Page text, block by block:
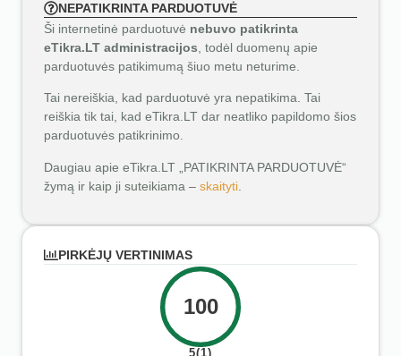
NEPATIKRINTA PARDUOTUVĖ
Ši internetinė parduotuvė nebuvo patikrinta
eTikra.LT administracijos , todėl duomenų apie
parduotuvės patikimumą šiuo metu neturime.
Tai nereiškia, kad parduotuvė yra nepatikima. Tai
reiškia tik tai, kad eTikra.LT dar neatliko papildomo šios
parduotuvės patikrinimo.
Daugiau apie eTikra.LT „PATIKRINTA PARDUOTUVĖ“
žymą ir kaip ji suteikiama – skaityti
PIRKĖJŲ VERTINIMAS
100
5(1)